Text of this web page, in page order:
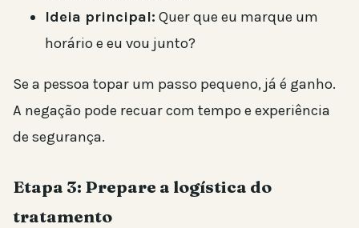
Ideia principal: Quer que eu marque um
horário e eu vou junto?
Se a pessoa topar um passo pequeno, já é ganho.
A negação pode recuar com tempo e experiência
de segurança.
Etapa 3: Prepare a logística do
tratamento